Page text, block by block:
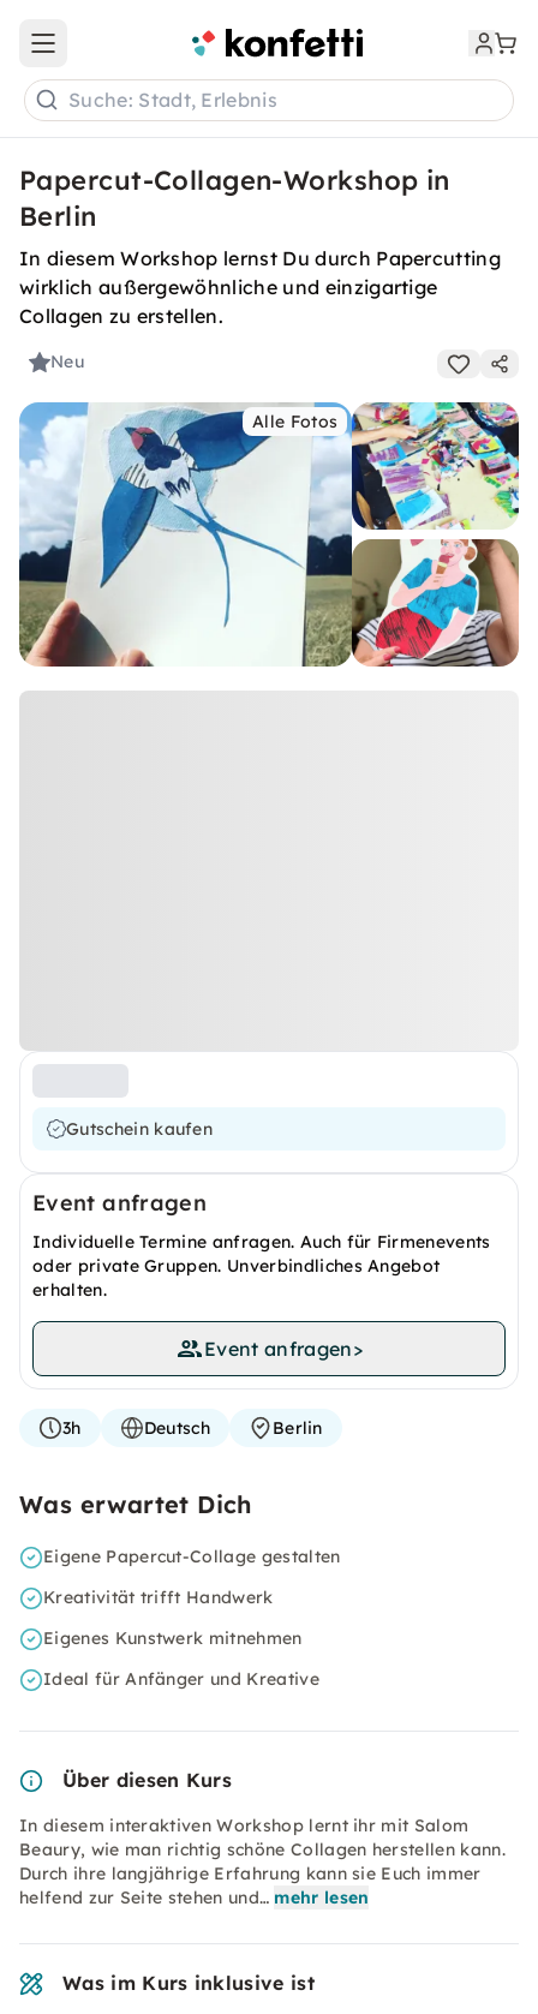
Open main menu
Suche: Stadt, Erlebnis
Papercut-Collagen-Workshop in
Berlin
In diesem Workshop lernst Du durch Papercutting
wirklich außergewöhnliche und einzigartige
Collagen zu erstellen.
Neu
Alle Fotos
Gutschein kaufen
Event anfragen
Individuelle Termine anfragen. Auch für Firmenevents
oder private Gruppen. Unverbindliches Angebot
erhalten.
Event anfragen>
3h Deutsch Berlin
Was erwartet Dich
Eigene Papercut-Collage gestalten
Kreativität trifft Handwerk
Eigenes Kunstwerk mitnehmen
Ideal für Anfänger und Kreative
Über diesen Kurs
In diesem interaktiven Workshop lernt ihr mit Salom
Beaury, wie man richtig schöne Collagen herstellen kann.
Durch ihre langjährige Erfahrung kann sie Euch immer
helfend zur Seite stehen und… mehr lesen
Was im Kurs inklusive ist